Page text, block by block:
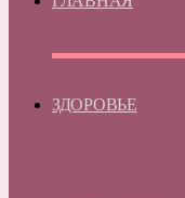
ЗДОРОВЬЕ